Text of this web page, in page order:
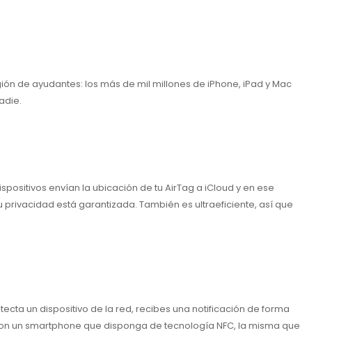
de ayudantes: los más de mil millones de iPhone, iPad y Mac
envían la ubicación de tu AirTag a iCloud y en ese
está garantizada. También es ultraeficiente, así que
un dispositivo de la red, recibes una notificación de forma
smart­phone que disponga de tecnología NFC, la misma que